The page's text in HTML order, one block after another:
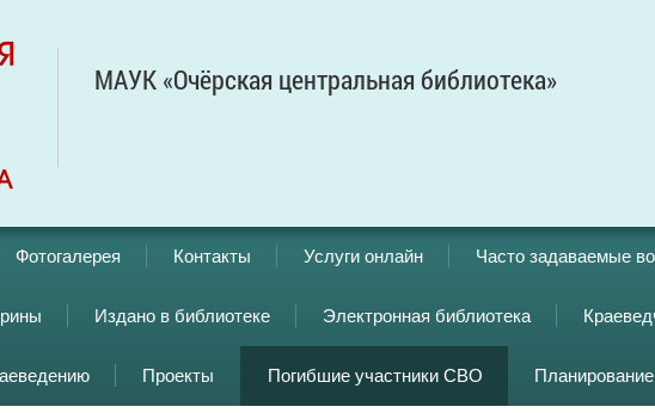
МАУК «Очёрская центральная библиотека»
Фотогалерея Контакты Услуги онлайн Часто задаваемые
Издано в библиотеке Электронная библиотека
Проекты Погибшие участники СВО